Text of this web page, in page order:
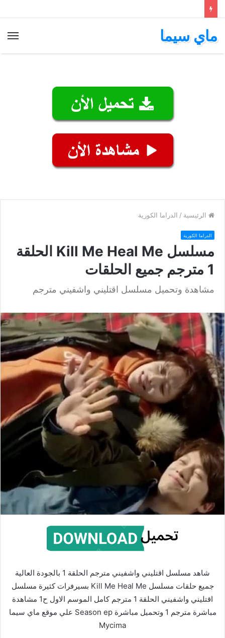
ماي سيما
الرئيسية / الدراما الكورية
الدراما الكورية
مسلسل Kill Me Heal Me الحلقة
1 مترجم جميع الحلقات
مشاهدة وتحميل مسلسل اقتليني واشفيني مترجم
شاهد مسلسل اقتليني واشفيني مترجم الحلقة 1 بالجودة العالية
جميع حلقات مسلسل Kill Me Heal Me بسيرفرات كثيرة مسلسل
اقتليني واشفيني الحلقة 1 مترجم كامل الموسم الاول ح1 مشاهدة
مباشرة مترجم 1 وتحميل مباشرة Season ep علي موقع ماي سيما
Mycima